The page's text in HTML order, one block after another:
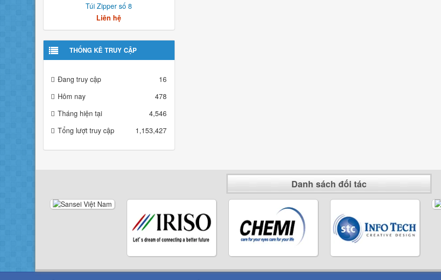
Túi Zipper số 8
Liên hệ
THỐNG KÊ TRUY CẬP
Đang truy cập
16
Hôm nay
478
Tháng hiện tại
4,546
Tổng lượt truy cập
1,153,427
Danh sách đối tác